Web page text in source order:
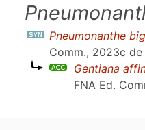
contenu Pneumonanthe
Comm., 2023c de
Gentiana
FNA Ed.